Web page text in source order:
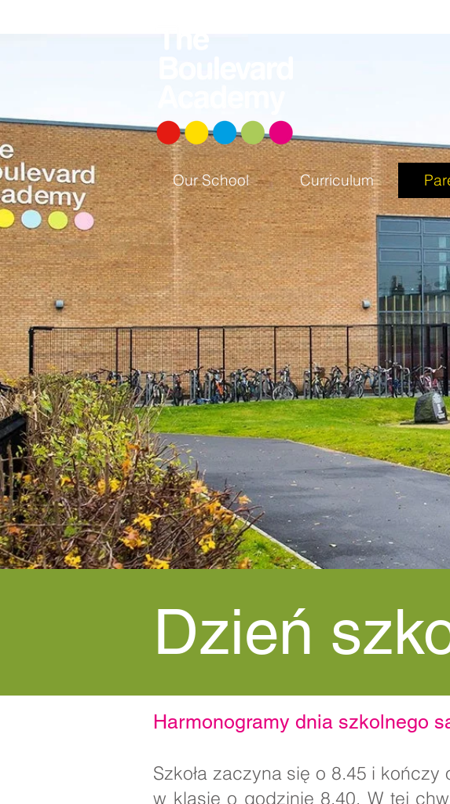
Our School Curriculum
Dzień
Harmonogramy dnia szkolnego
Szkoła zaczyna się o 8.45 i
w klasie o godzinie 8.40. W tej